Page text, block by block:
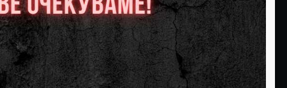
РЕЗЕРВИРАЈ РЕЗЕРВИРАЈ
27
Слободни:0
28
Слободни:0